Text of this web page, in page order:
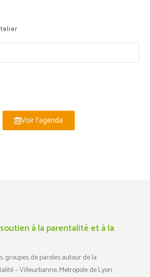
Voir l'agenda
à la parentalité et à la
groupes de paroles autour de la
– Villeurbanne, Metropole de Lyon.